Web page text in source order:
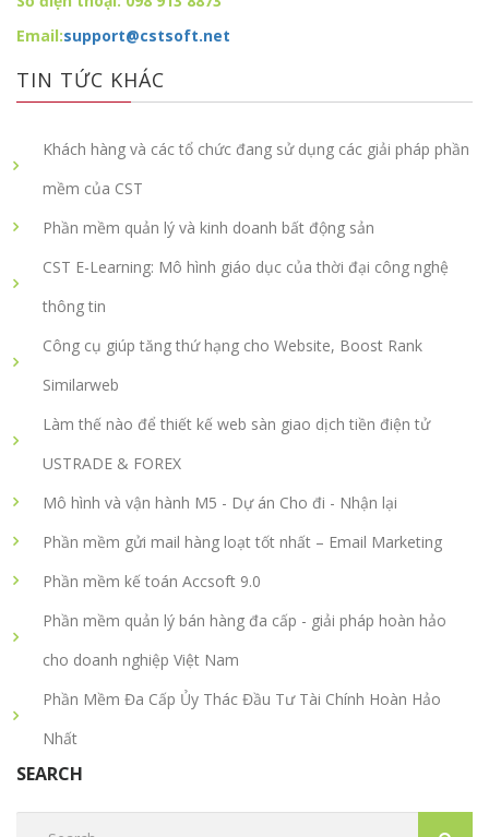
Email:support@cstsoft.net
TIN TỨC KHÁC
Khách hàng và các tổ chức đang sử dụng các giải pháp phần
mềm của CST
Phần mềm quản lý và kinh doanh bất động sản
CST E-Learning: Mô hình giáo dục của thời đại công nghệ
thông tin
Công cụ giúp tăng thứ hạng cho Website, Boost Rank
Similarweb
Làm thế nào để thiết kế web sàn giao dịch tiền điện tử
USTRADE & FOREX
Mô hình và vận hành M5 - Dự án Cho đi - Nhận lại
Phần mềm gửi mail hàng loạt tốt nhất – Email Marketing
Phần mềm kế toán Accsoft 9.0
Phần mềm quản lý bán hàng đa cấp - giải pháp hoàn hảo
cho doanh nghiệp Việt Nam
Phần Mềm Đa Cấp Ủy Thác Đầu Tư Tài Chính Hoàn Hảo
Nhất
SEARCH